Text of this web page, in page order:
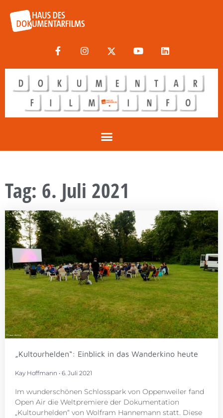
Tag: 6. Juli 2021
„Kultourhelden“: Einblick in das Wanderkino heute
Kay Hoffmann 6. Juli 2021
Im wunderschönen Schlosspark von Oppenweiler fand
Open Air die Weltpremiere der Dokumentation
„Kultourhelden“ von Wolfram Hannemann statt. Diese